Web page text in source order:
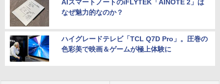
AIスマートノートのiFLYTEK「AINOTE 2」は
なぜ魅力的なのか？
ハイグレードテレビ「TCL Q7D Pro」。圧巻の
色彩美で映画＆ゲームが極上体験に